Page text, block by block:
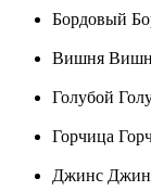
Бордовый
Вишня
Голубой
Горчица
Джинс